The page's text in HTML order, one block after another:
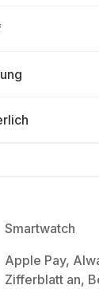
Smartwatch
Apple Pay,
Zifferblatt an,